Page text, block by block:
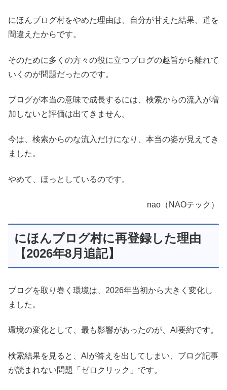
にほんブログ村をやめた理由は、自分が甘えた結果、道を
間違えたからです。
そのために多くの方々の役に立つブログの趣旨から離れて
いくのが問題だったのです。
ブログが本当の意味で成長するには、検索からの流入が増
加しないと評価は出てきません。
今は、検索からのな流入だけになり、本当の姿が見えてき
ました。
やめて、ほっとしているのです。
nao（NAOテック）
にほんブログ村に再登録した理由
【2026年8月追記】
ブログを取り巻く環境は、2026年当初から大きく変化し
ました。
環境の変化として、最も影響があったのが、AI要約です。
検索結果を見ると、AIが答えを出してしまい、ブログ記事
が読まれない問題「ゼロクリック」です。